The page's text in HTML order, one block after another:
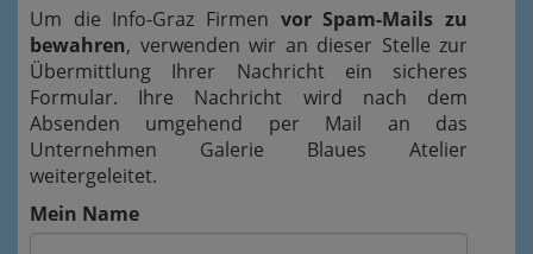
Um die Info-Graz Firmen vor Spam-Mails zu
bewahren, verwenden wir an dieser Stelle zur
Übermittlung Ihrer Nachricht ein sicheres
Formular. Ihre Nachricht wird nach dem
Absenden umgehend per Mail an das
Unternehmen Galerie Blaues Atelier
weitergeleitet.
Mein Name